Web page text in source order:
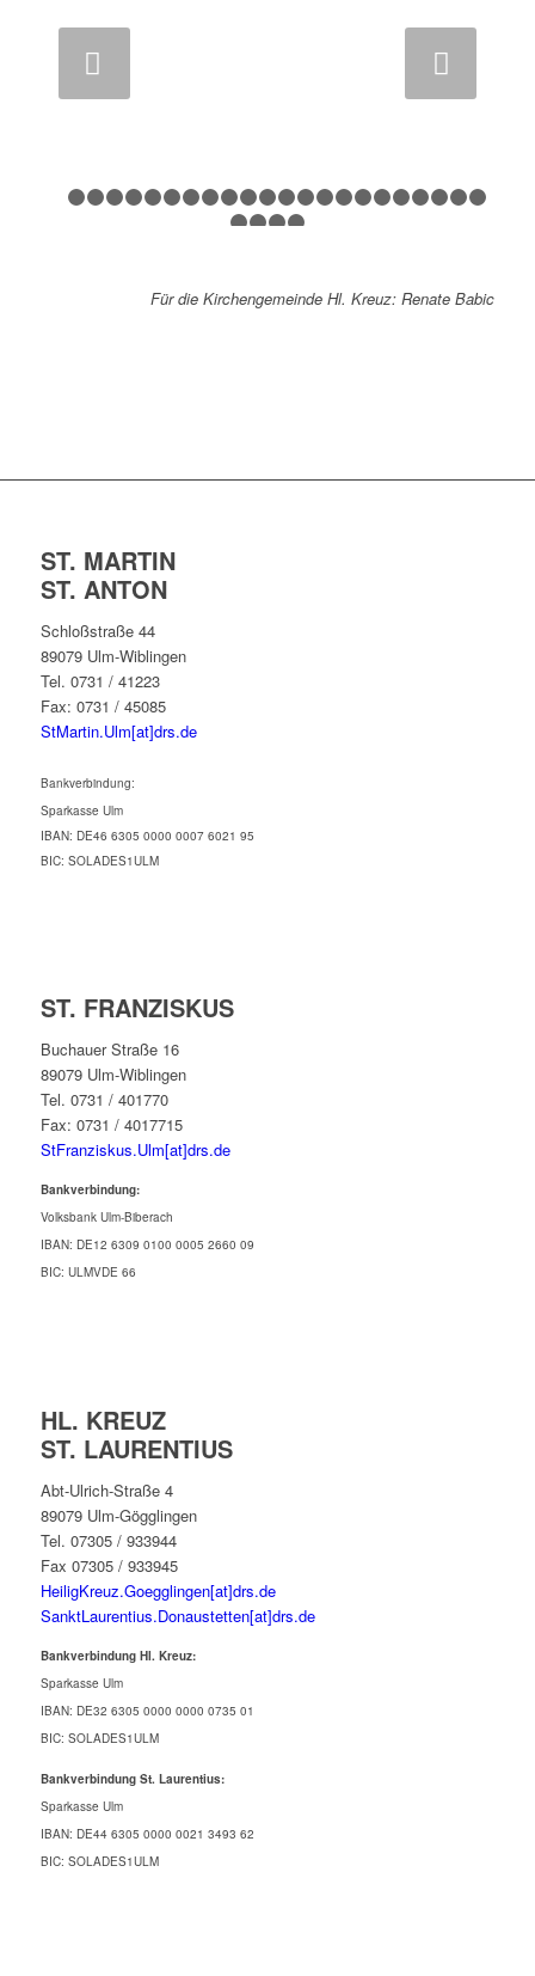
1 2 3 4 5 6 7 8 9 1011121314151617
Für die Kirchengemeinde Hl. Kreuz: Renate Babic
ST. MARTIN
ST. ANTON
Schloßstraße 44
89079 Ulm-Wiblingen
Tel. 0731 / 41223
Fax: 0731 / 45085
StMartin.Ulm[at]drs.de
Bankverbindung:
Sparkasse Ulm
IBAN: DE46 6305 0000 0007 6021 95
BIC: SOLADES1ULM
ST. FRANZISKUS
Buchauer Straße 16
89079 Ulm-Wiblingen
Tel. 0731 / 401770
Fax: 0731 / 4017715
StFranziskus.Ulm[at]drs.de
Bankverbindung:
Volksbank Ulm-Biberach
IBAN: DE12 6309 0100 0005 2660 09
BIC: ULMVDE 66
HL. KREUZ
ST. LAURENTIUS
Abt-Ulrich-Straße 4
89079 Ulm-Gögglingen
Tel. 07305 / 933944
Fax 07305 / 933945
HeiligKreuz.Goegglingen[at]drs.de
SanktLaurentius.Donaustetten[at]drs.de
Bankverbindung Hl. Kreuz:
Sparkasse Ulm
IBAN: DE32 6305 0000 0000 0735 01
BIC: SOLADES1ULM
Bankverbindung St. Laurentius:
Sparkasse Ulm
IBAN: DE44 6305 0000 0021 3493 62
BIC: SOLADES1ULM